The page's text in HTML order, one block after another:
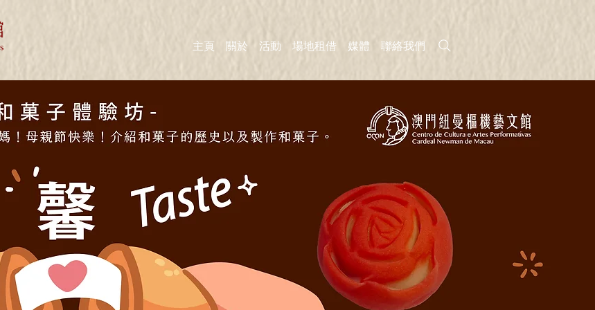
主頁 關於 活動 場地租借 媒體 聯絡我們